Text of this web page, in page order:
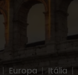
| Europa | Itália |